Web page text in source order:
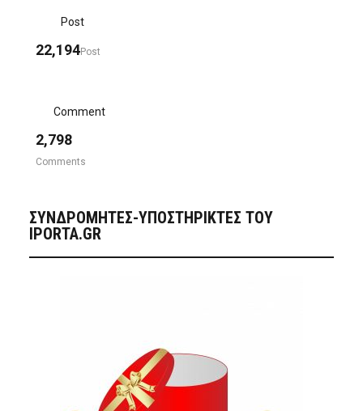
Post
22,194Post
Comment
2,798
Comments
ΣΥΝΔΡΟΜΗΤΈΣ-ΥΠΟΣΤΗΡΙΚΤΈΣ ΤΟΥ
IPORTA.GR